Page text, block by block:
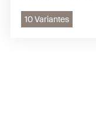
10 Variantes